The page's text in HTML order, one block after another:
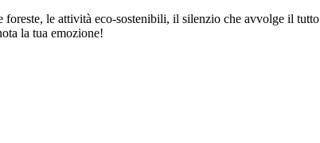
le attività eco-sostenibili, il silenzio che avvolge il
la tua emozione!